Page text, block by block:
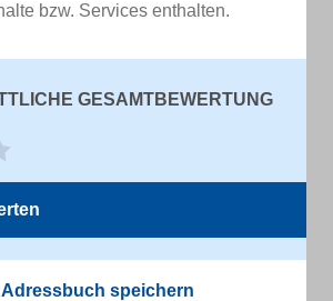
bzw. Services enthalten.
GESAMTBEWERTUNG
Adressbuch speichern